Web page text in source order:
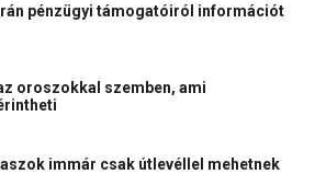
pénzügyi támogatóiról információt
oroszokkal szemben, ami
immár csak útlevéllel mehetnek